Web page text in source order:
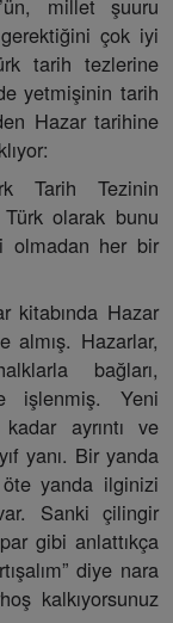
millet şuuru
çok iyi
tarih tezlerine
yetmişinin tarih
Hazar tarihine
Tarih Tezinin
olarak bunu
olmadan her bir
kitabında Hazar
almış. Hazarlar,
bağları,
işlenmiş. Yeni
ayrıntı ve
yanı. Bir yanda
yanda ilginizi
Sanki çilingir
gibi anlattıkça
diye nara
kalkıyorsunuz